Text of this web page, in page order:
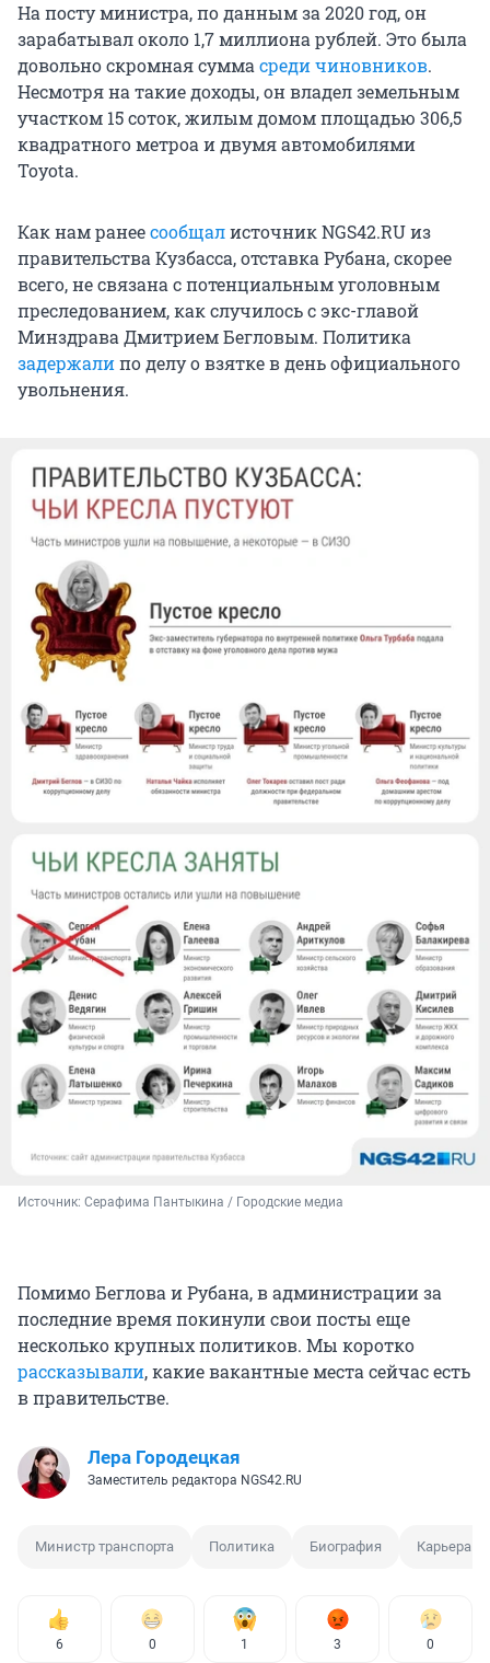
На посту министра, по данным за 2020 год, он
зарабатывал около 1,7 миллионарублей. Это была
довольно скромная суммасреди чиновников.
Несмотря на такие доходы, он владел земельным
участком 15 соток, жилым домом площадью 306,5
квадратного метроа и двумя автомобилями
Toyota.
Как нам ранеесообщалисточник NGS42.RU из
правительства Кузбасса, отставка Рубана, скорее
всего, не связана с потенциальным уголовным
преследованием, как случилось с экс-главой
Минздрава Дмитрием Бегловым. Политика
задержалипо делу о взятке в день официального
увольнения.
Источник: Серафима Пантыкина / Городские медиа
Помимо Беглова и Рубана, в администрации за
последние время покинули свои посты еще
несколько крупных политиков. Мы коротко
рассказывали, какие вакантные места сейчас есть
в правительстве.
Лера Городецкая
Заместитель редактора NGS42.RU
Министр транспорта Политика Биография Карьера
6 0 1 3 0